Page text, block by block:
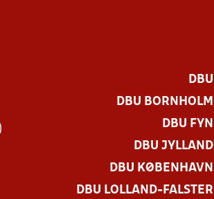
DBU
DBU BORNHOLM
DBU FYN
DBU JYLLAND
DBU KØBENHAVN
DBU LOLLAND-FALSTER